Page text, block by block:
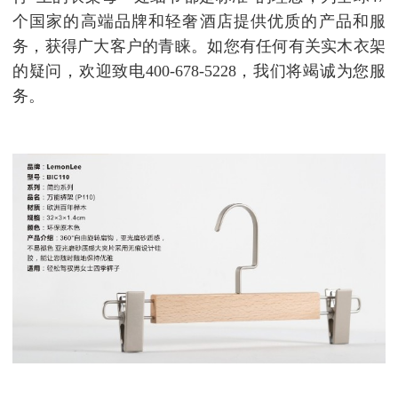
个国家的高端品牌和轻奢酒店提供优质的产品和服
务，获得广大客户的青睐。如您有任何有关实木衣架
的疑问，欢迎致电400-678-5228，我们将竭诚为您服
务。